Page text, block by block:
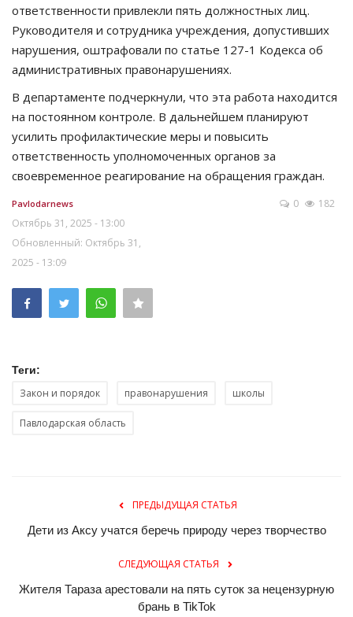
ответственности привлекли пять должностных лиц.
Руководителя и сотрудника учреждения, допустивших
нарушения, оштрафовали по статье 127-1 Кодекса об
административных правонарушениях.
В департаменте подчеркнули, что эта работа находится
на постоянном контроле. В дальнейшем планируют
усилить профилактические меры и повысить
ответственность уполномоченных органов за
своевременное реагирование на обращения граждан.
Pavlodarnews
Октябрь 31, 2025 - 13:00
Обновленный: Октябрь 31,
2025 - 13:09
0 182
Теги:
Закон и порядок правонарушения школы
Павлодарская область
ПРЕДЫДУЩАЯ СТАТЬЯ
Дети из Аксу учатся беречь природу через творчество
СЛЕДУЮЩАЯ СТАТЬЯ
Жителя Тараза арестовали на пять суток за нецензурную
брань в TikTok